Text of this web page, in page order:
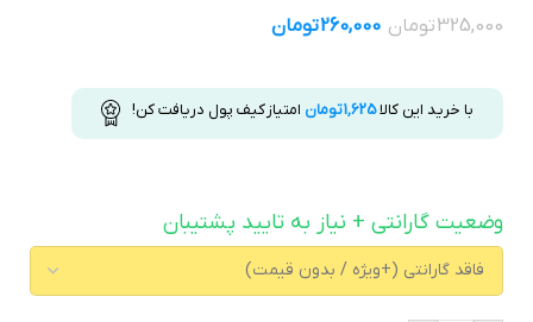
325,000تومان 260,000تومان
با خرید این کالا1,625تومان امتیاز کیف پول دریافت کن!
وضعیت گارانتی + نیاز به تایید پشتیبان